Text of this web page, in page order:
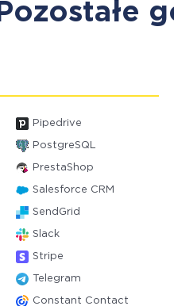
Pozostałe
Pipedrive
PostgreSQL
PrestaShop
Salesforce CRM
SendGrid
Slack
Stripe
Telegram
Constant Contact